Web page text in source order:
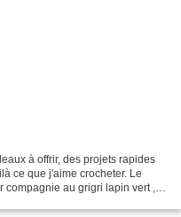
à offrir, des projets rapides
ce que j'aime crocheter. Le
compagnie au grigri lapin vert ,